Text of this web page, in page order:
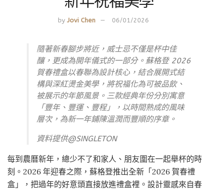
by Jovi Chen 06/01/2026
隨著新春腳步將近，威士忌不僅是杯中佳
釀，更成為開年儀式的一部分。蘇格登 2026
賀春禮盒以春聯為設計核心，結合展開式結
構與深紅燙金美學，將祝福化為可被品飲、
被展示的年節風景。三款經典年份分別寓意
「豐年、豐運、豐程」，以時間熟成的風味
層次，為新一年鋪陳溫潤而豐順的序章。
資料提供@SINGLETON
每到農曆新年，總少不了和家人、朋友圍在一起舉杯的時
刻。2026 年迎春之際，蘇格登推出全新「2026 賀春禮
盒」，把過年的好意頭直接放進禮盒裡。設計靈感來自春